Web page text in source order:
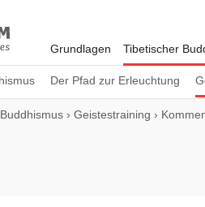
Grundlagen Tibetischer
Der Pfad zur Erleuchtung
› Geistestraining ›